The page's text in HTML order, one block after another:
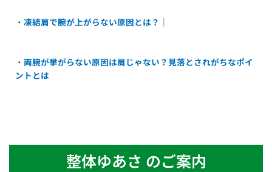
・ 凍結肩で腕が上がらない原因とは？｜
・ 両腕が挙がらない原因は肩じゃない？見落とされがちなポイ
ントとは
整体ゆあさ のご案内